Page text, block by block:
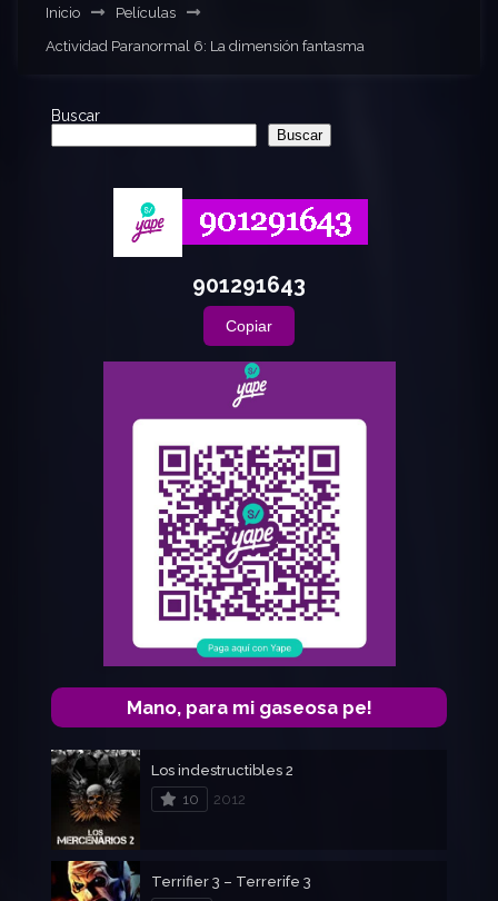
Inicio
Películas
Actividad Paranormal 6: La dimensión fantasma
Buscar
Buscar
901291643
Copiar
Mano, para mi gaseosa pe!
Los indestructibles 2
10
2012
Terrifier 3 – Terrerife 3